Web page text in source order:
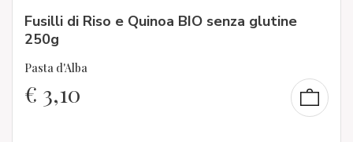
Fusilli di Riso e Quinoa BIO senza glutine
250g
Pasta d'Alba
€ 3,10